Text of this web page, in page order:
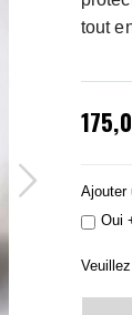
tout
Ajouter
Oui